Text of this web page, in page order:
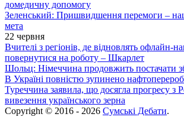
домедичну допомогу
Зеленський: Пришвидшення перемоги –
мета
22 червня
Вчителі з регіонів, де відновлять офлайн-
повернутися на роботу – Шкарлет
Шольц: Німеччина продовжить постачати
В Україні повністю зупинено
Туреччина заявила, що досягла прогресу з
вивезення українського зерна
Copyright © 2016 - 2026 Сумські Дебати.